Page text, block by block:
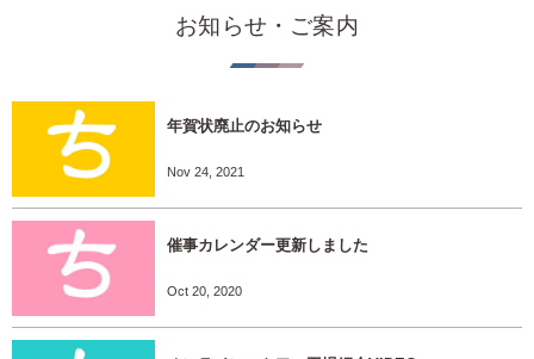
お知らせ・ご案内
年賀状廃止のお知らせ
Nov 24, 2021
催事カレンダー更新しました
Oct 20, 2020